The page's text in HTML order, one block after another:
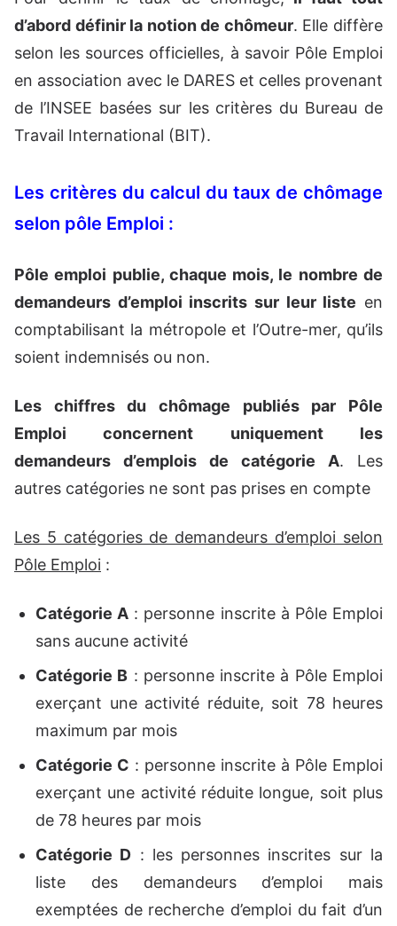
d’abord définir la notion de chômeur. Elle diffère
selon les sources officielles, à savoir Pôle Emploi
en association avec le DARES et celles provenant
de l’INSEE basées sur les critères du Bureau de
Travail International (BIT).
Les critères du calcul du taux de chômage
selon pôle Emploi :
Pôle emploi publie, chaque mois, le nombre de
demandeurs d’emploi inscrits sur leur liste en
comptabilisant la métropole et l’Outre-mer, qu’ils
soient indemnisés ou non.
Les chiffres du chômage publiés par Pôle
Emploi concernent uniquement les
demandeurs d’emplois de catégorie A. Les
autres catégories ne sont pas prises en compte
Les 5 catégories de demandeurs d’emploi selon
Pôle Emploi :
Catégorie A : personne inscrite à Pôle Emploi
sans aucune activité
Catégorie B : personne inscrite à Pôle Emploi
exerçant une activité réduite, soit 78 heures
maximum par mois
Catégorie C : personne inscrite à Pôle Emploi
exerçant une activité réduite longue, soit plus
de 78 heures par mois
Catégorie D : les personnes inscrites sur la
liste des demandeurs d’emploi mais
exemptées de recherche d’emploi du fait d’un